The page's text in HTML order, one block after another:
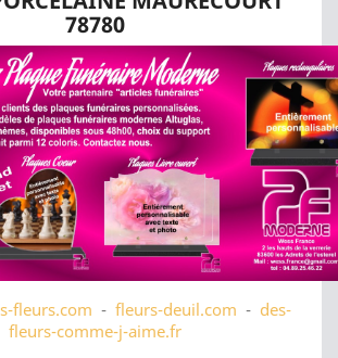
78780
fleurs.com - fleurs-deuil.com - des-
fleurs-comme-j-aime.fr